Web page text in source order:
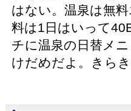
はない。温泉は無
料は1日はいって
チに温泉の日替メ
けだめだよ。きら